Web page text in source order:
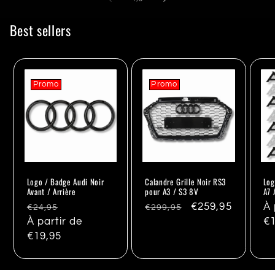
Best sellers
Promo
Logo / Badge Audi Noir
Avant / Arrière
Prix
habituel
€24,95
À partir de
€19,95
Promo
Calandre Grille Noir RS3
pour A3 / S3 8V
Prix
€299,95 Promo
€259,95
A7
À